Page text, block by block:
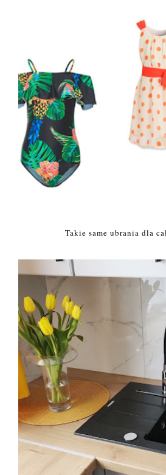
Takie same ubrania dla